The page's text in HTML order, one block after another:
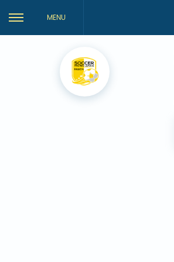
MENU